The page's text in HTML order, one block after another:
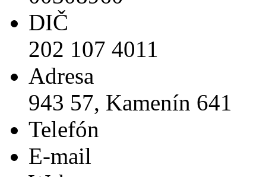
DIČ
202 107 4011
Adresa
943 57, Kamenín 641
Telefón
E-mail